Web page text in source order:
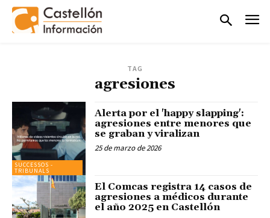
TAG
agresiones
SUCCESSOS -
TRIBUNALS
Alerta por el 'happy slapping':
agresiones entre menores que
se graban y viralizan
25 de marzo de 2026
El Comcas registra 14 casos de
agresiones a médicos durante
el año 2025 en Castellón